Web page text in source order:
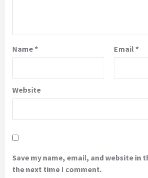
Name* Email *
Website
Save my name, email, and website in
the next time I comment.